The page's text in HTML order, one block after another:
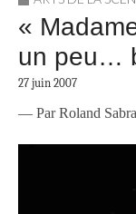
«
un peu…
27 juin 2007
— Par Roland